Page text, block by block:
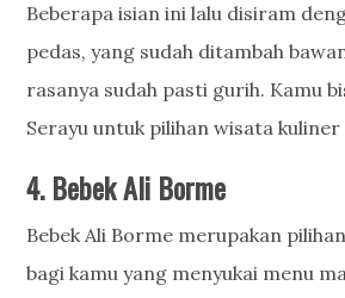
Beberapa isian ini lalu disiram
pedas, yang sudah ditambah
rasanya sudah pasti gurih. Kamu
Serayu untuk pilihan wisata
4. Bebek Ali Borme
Bebek Ali Borme merupakan
bagi kamu yang menyukai menu